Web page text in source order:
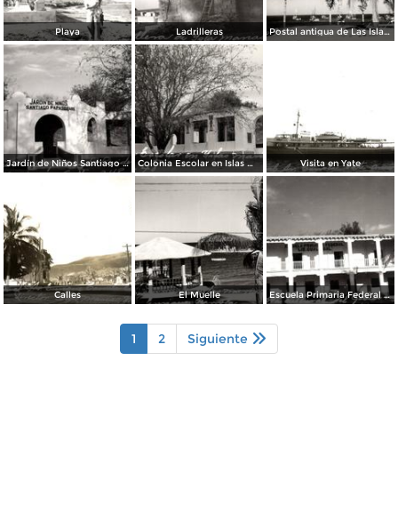
Playa Ladrilleras Postal antigua de Las Islas Marías 5-24-48
Jardín de Niños Santiago Papasquiaro Colonia Escolar en Islas Marías Visita en Yate
Calles El Muelle Escuela Primaria Federal Lic. Gual Vidal
1 2 Siguiente